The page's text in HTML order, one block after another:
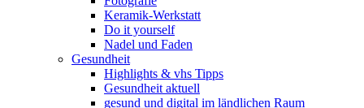
Keramik-Werkstatt
Do it yourself
Nadel und Faden
Gesundheit
Highlights & vhs Tipps
Gesundheit aktuell
gesund und digital im ländlichen Raum